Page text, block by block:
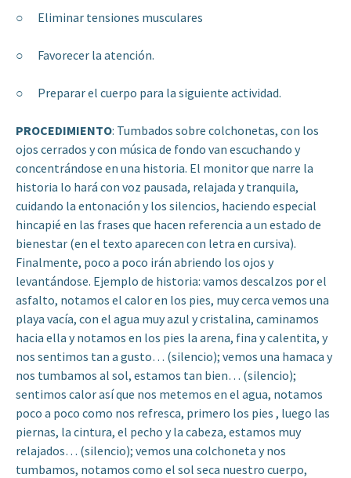
○ Eliminar tensiones musculares
○ Favorecer la atención.
○ Preparar el cuerpo para la siguiente actividad.
PROCEDIMIENTO: Tumbados sobre colchonetas, con los
ojos cerrados y con música de fondo van escuchando y
concentrándose en una historia. El monitor que narre la
historia lo hará con voz pausada, relajada y tranquila,
cuidando la entonación y los silencios, haciendo especial
hincapié en las frases que hacen referencia a un estado de
bienestar (en el texto aparecen con letra en cursiva).
Finalmente, poco a poco irán abriendo los ojos y
levantándose. Ejemplo de historia: vamos descalzos por el
asfalto, notamos el calor en los pies, muy cerca vemos una
playa vacía, con el agua muy azul y cristalina, caminamos
hacia ella y notamos en los pies la arena, fina y calentita, y
nos sentimos tan a gusto… (silencio); vemos una hamaca y
nos tumbamos al sol, estamos tan bien… (silencio);
sentimos calor así que nos metemos en el agua, notamos
poco a poco como nos refresca, primero los pies , luego las
piernas, la cintura, el pecho y la cabeza, estamos muy
relajados… (silencio); vemos una colchoneta y nos
tumbamos, notamos como el sol seca nuestro cuerpo,